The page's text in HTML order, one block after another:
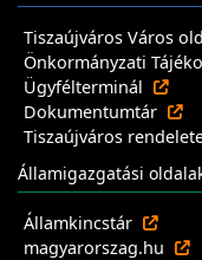
Tiszaújváros Város
Önkormányzati
Ügyfélterminál
Dokumentumtár
Tiszaújváros
Államigazgatási
Államkincstár
magyarorszag.hu